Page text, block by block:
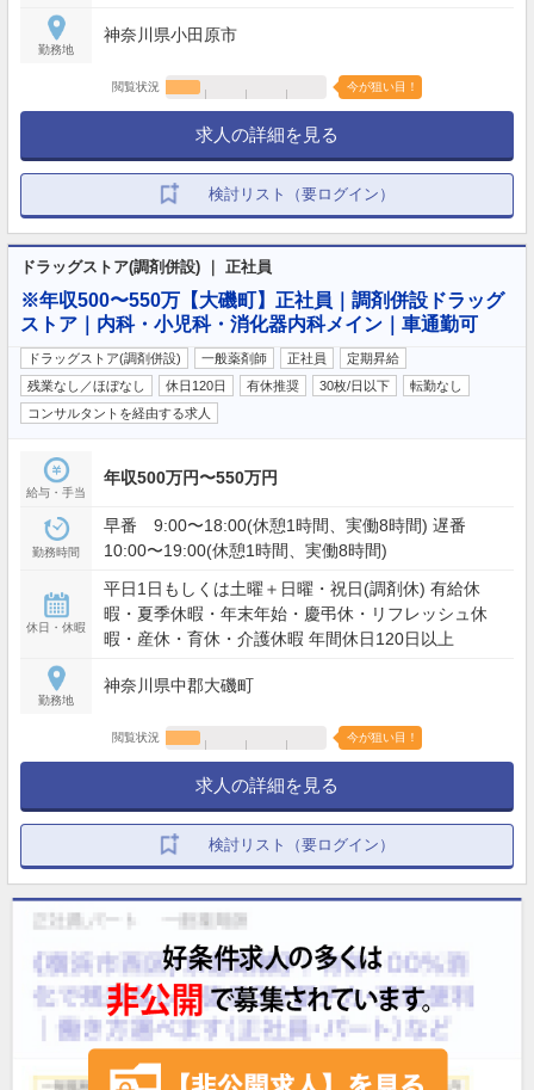
勤務地
神奈川県小田原市
閲覧状況 今が狙い目！
求人の詳細を見る
検討リスト（要ログイン）
ドラッグストア(調剤併設) ｜ 正社員
※年収500〜550万【大磯町】正社員｜調剤併設ドラッグ
ストア｜内科・小児科・消化器内科メイン｜車通勤可
ドラッグストア(調剤併設) 一般薬剤師 正社員
定期昇給
残業なし／ほぼなし
休日120日 有休推奨 30枚/日以下
転勤なし
コンサルタントを経由する求人
給与・手当
年収500万円〜550万円
勤務時間
早番 9:00〜18:00(休憩1時間、実働8時間) 遅番
10:00〜19:00(休憩1時間、実働8時間)
休日・休暇
平日1日もしくは土曜＋日曜・祝日(調剤休) 有給休
暇・夏季休暇・年末年始・慶弔休・リフレッシュ休
暇・産休・育休・介護休暇 年間休日120日以上
勤務地
神奈川県中郡大磯町
閲覧状況 今が狙い目！
求人の詳細を見る
検討リスト（要ログイン）